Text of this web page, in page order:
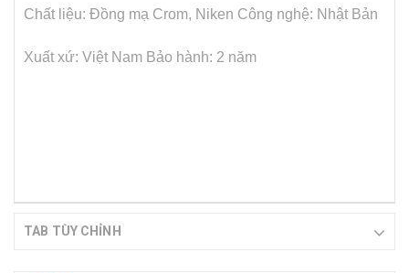
Chất liệu: Đồng mạ Crom, Niken Công nghệ: Nhật Bản
Xuất xứ: Việt Nam Bảo hành: 2 năm
TAB TÙY CHỈNH